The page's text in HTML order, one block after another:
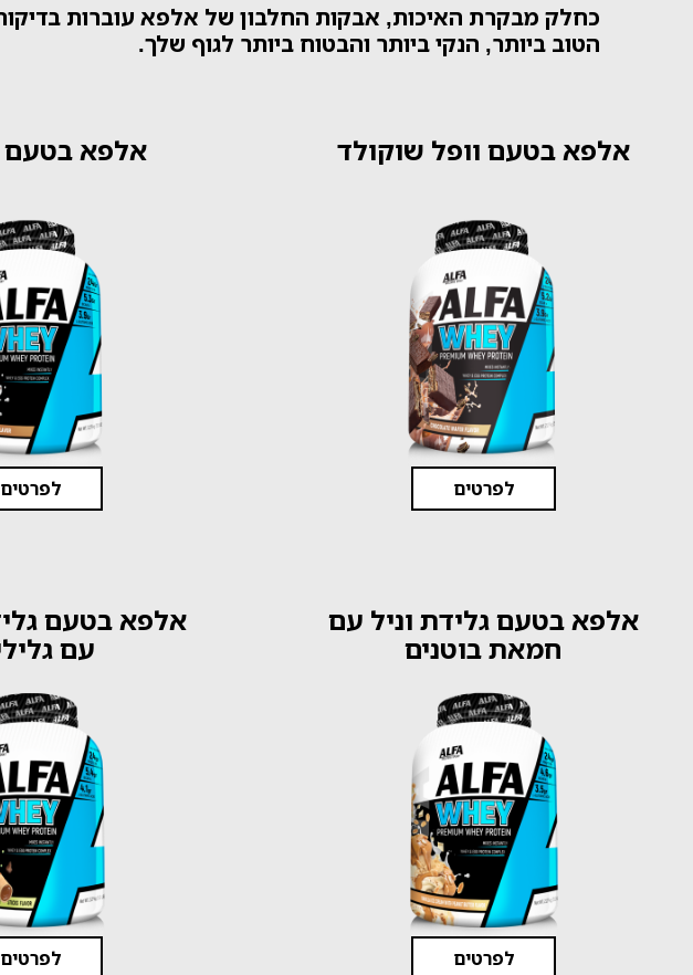
כחלק מבקרת האיכות, אבקות החלבון של אלפא עוברות
הטוב ביותר, הנקי ביותר והבטוח ביותר לגוף שלך.
אלפא בטעם וופל שוקולד
לפרטים
אלפא בטעם
לפרטים
אלפא בטעם גלידת וניל עם
חמאת בוטנים
לפרטים
אלפא בטעם
עם
לפרטים